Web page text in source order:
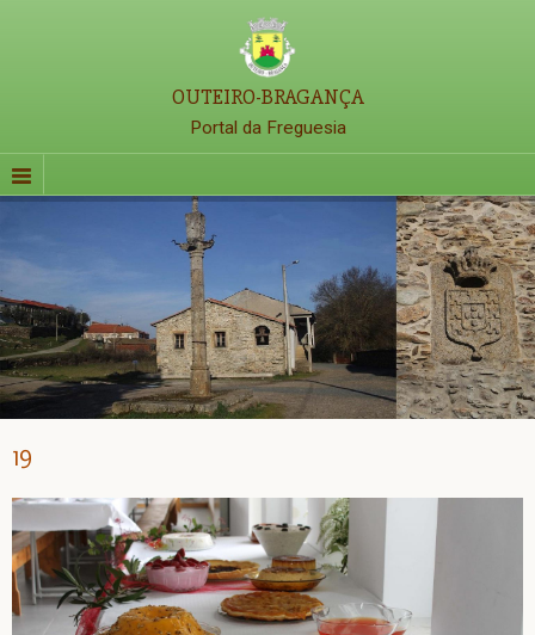
OUTEIRO-BRAGANÇA
Portal da Freguesia
19